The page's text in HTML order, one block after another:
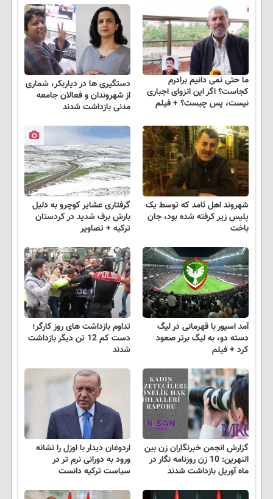
ما حتی نمی دانیم برادرم
کجاست؟ اگر این انزوای اجباری
نیست، پس چیست؟ + فیلم
دستگیری ها در دیاربکر، شماری
از شهروندان و فعالان جامعه
مدنی بازداشت شدند
شهروند اهل ئامد که توسط یک
پلیس زیر کرفته شده بود، جان
باخت
گرفتاری عشایر کوچرو به دلیل
بارش برف شدید در کردستان
ترکیه + تصاویر
آمد اسپور با قهرمانی در لیگ
دسته دو، به لیگ برتر صعود
کرد + فیلم
تداوم بازداشت های روز کارگر؛
دست کم 12 تن دیگر بازداشت
شدند
گزارش انجمن خبرنگاران زن بین
النهرین: 10 زن روزنامه نگار در
ماه آوریل بازداشت شدند
اردوغان دیدار با اوزل را نشانه
ورود به دورانی نرم تر در
سیاست ترکیه دانست